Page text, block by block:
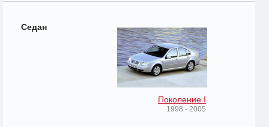
Седан
Поколение I
1998 - 2005